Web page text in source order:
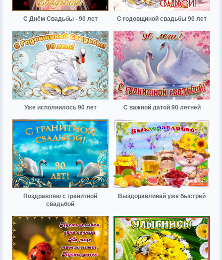
С Днём Свадьбы - 90 лет С годовщиной свадьбы 90 лет
Уже исполнилось 90 лет С важной датой 90 летней
Поздравляю с гранитной
свадьбой
Выздоравливай уже быстрей